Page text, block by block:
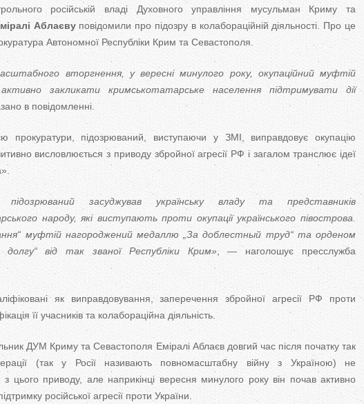
російській владі Духовного управління мусульман Криму та
Аблаєвуповідомили про підозру в колабораційній діяльності. Про це
Автономної Республіки Крим та Севастополя.
вторгнення, у вересні минулого року, окупаційний муфтій
закликати кримськотатарське населення підтримувати дії
в повідомленні.
прокуратури, підозрюваний, виступаючи у ЗМІ, виправдовує окупацію
висловлюється з приводу збройної агресії РФ і загалом транслює ідеї
засуджував українську владу та представників
народу, які виступають проти окупації українського півострова.
муфтій нагороджений медаллю „За доблестный труд“ та орденом
долгу“ від так званої Республіки Крим» , — наголошує пресслужба
як виправдовування, заперечення збройної агресії РФ проти
її учасників та колабораційна діяльність.
ДУМ Криму та Севастополя Еміралі Аблаєв довгий час після початку так
(так у Росії називають повномасштабну війну з Україною) не
з цього приводу, але наприкінці вересня минулого року він почав активно
російської агресії проти України.